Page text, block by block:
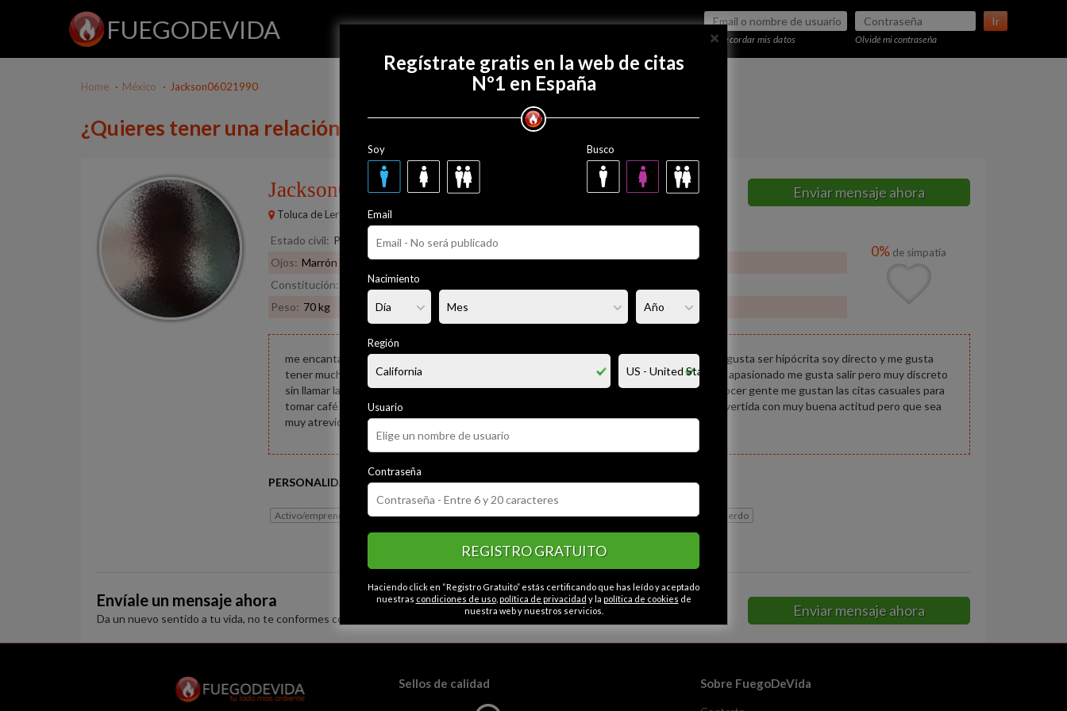
FUEGODEVIDA Ir
Recordar mis datos Olvidé mi contraseña
Regístrate gratis
Home México Jackson06021990
¿Quieres tener una relación con Jackson06021990?
Jackson0602199036 años
Toluca de Lerdo
Enviar mensaje ahora
Estado civil: Prefiere no decirlo
Ojos: Marrón Pelo: Moreno
Constitución:
Normal
Peso: 70 kg
0% de simpatía
me encanta conocer gente nueva y con mente abierta soy muy sociable y amigable no me gusta ser hipócrita soy directo y me gusta
tener muchos amigos que sean respetuosos y que no sean solo bromistas tengo carácter apasionado me gusta salir pero muy discreto
sin llamar la atención no tengo la intención de establecer relaciones a largo plazo solo conocer gente me gustan las citas casuales para
tomar café o ir a cine solo en lugares cerrados me gustaría una persona que sea risueña divertida con muy buena actitud pero que sea
muy atrevida por que soy impulsivo y cambiante creo que soy un poco raro
PERSONALIDAD
Activo/emprendedor Cariñoso Educado Liberal Abierto
CATEGORÍAS
Contactos en Toluca de lerdo
Envíale un mensaje ahora
Da un nuevo sentido a tu vida, no te conformes con la monotonía. Enviar mensaje ahora
×
Regístrate gratis en la web de citas
Nº1 en España
Soy Busco
Email
Nacimiento
Región
Usuario
Contraseña
REGISTRO GRATUITO
Haciendo click en “Registro Gratuito” estás certificando que has leído y aceptado
nuestras condiciones de uso, política de privacidad y la política de cookies de
nuestra web y nuestros servicios.
Sellos de calidad Sobre FuegoDeVida